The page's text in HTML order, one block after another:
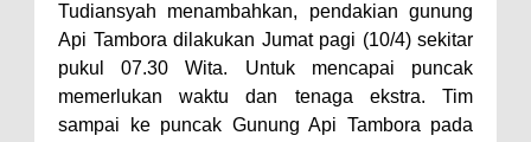
Ibadah, Kepercayaan Rakyat
Landasan Utama
Kado HUT Bhayangkara Ke-80,
Kapolres Bima Pimpin Kenaikan
Tudiansyah menambahkan, pendakian gunung
Api Tambora dilakukan Jumat pagi (10/4) sekitar
pukul 07.30 Wita. Untuk mencapai puncak
memerlukan waktu dan tenaga ekstra. Tim
sampai ke puncak Gunung Api Tambora pada